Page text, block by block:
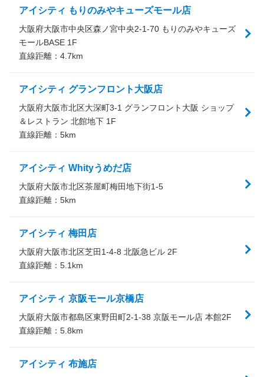
アイシティ もりのみやキューズモール店
大阪府大阪市中央区森ノ宮中央2-1-70 もりのみやキューズ
モールBASE 1F
直線距離： 4.7km
アイシティ グランフロント大阪店
大阪府大阪市北区大深町3-1 グランフロント大阪 ショップ
＆レストラン 北館地下 1F
直線距離： 5km
アイシティ Whityうめだ店
大阪府大阪市北区茶屋町梅田地下街1-5
直線距離： 5km
アイシティ 梅田店
大阪府大阪市北区芝田1-4-8 北阪急ビル 2F
直線距離： 5.1 km
アイシティ 京阪モール京橋店
大阪府大阪市都島区東野田町2-1-38 京阪モール店 本館2F
直線距離： 5.8km
アイシティ 布施店